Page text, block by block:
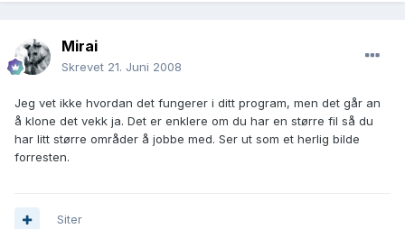
Mirai
Skrevet 21. Juni 2008
Jeg vet ikke hvordan det fungerer i ditt program, men det går an
å klone det vekk ja. Det er enklere om du har en større fil så du
har litt større områder å jobbe med. Ser ut som et herlig bilde
forresten.
Siter